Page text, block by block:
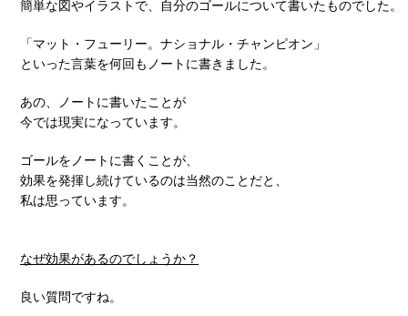
簡単な図やイラストで、自分のゴールについて書いたものでした。
「マット・フューリー。ナショナル・チャンピオン」
といった言葉を何回もノートに書きました。
あの、ノートに書いたことが
今では現実になっています。
ゴールをノートに書くことが、
効果を発揮し続けているのは当然のことだと、
私は思っています。
なぜ効果があるのでしょうか？
良い質問ですね。